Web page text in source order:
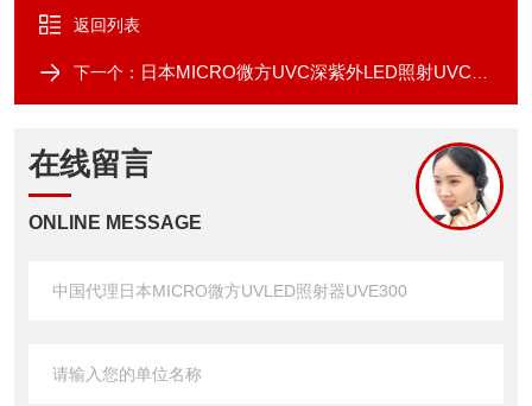
返回列表
下一个： 日本MICRO微方UVC深紫外LED照射UVC160x36
在线留言
ONLINE MESSAGE